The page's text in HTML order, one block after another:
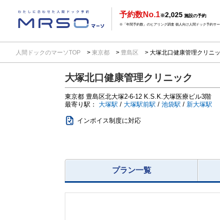
予約数No.1※2,025 施設の予約
※「年間予約数」のヒアリング調査 個人向け人間ドック予約サ
人間ドックのマーソTOP 東京都 豊島区 大塚北口健康管理クリニ
大塚北口健康管理クリニック
東京都 豊島区北大塚2-6-12 K.S.K.大塚医療ビル3階
最寄り駅： 大塚駅 / 大塚駅前駅 / 池袋駅 / 新大塚駅
インボイス制度に対応
プラン一覧